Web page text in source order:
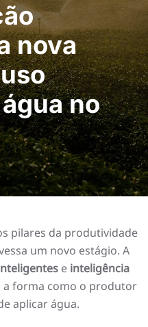
nova
no
pilares da produtividade
um novo estágio. A
e inteligência
forma como o produtor
aplicar água.